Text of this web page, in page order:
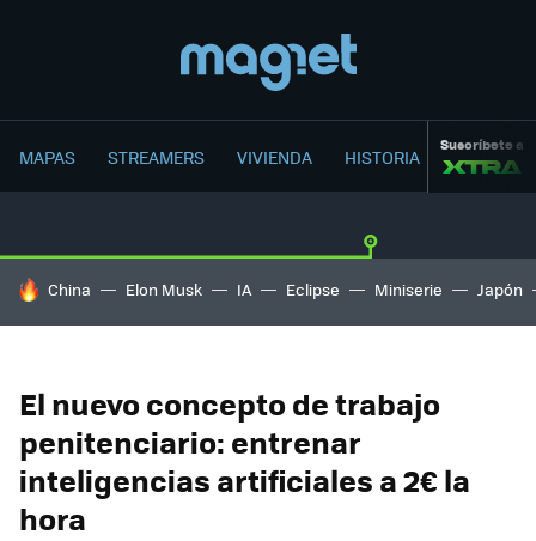
MAPAS STREAMERS VIVIENDA HISTORIA Suscríbete a
HOY SE HABLA DE
China Elon Musk IA Eclipse Miniserie Japón
El nuevo concepto de trabajo
penitenciario: entrenar
inteligencias artificiales a 2€ la
hora